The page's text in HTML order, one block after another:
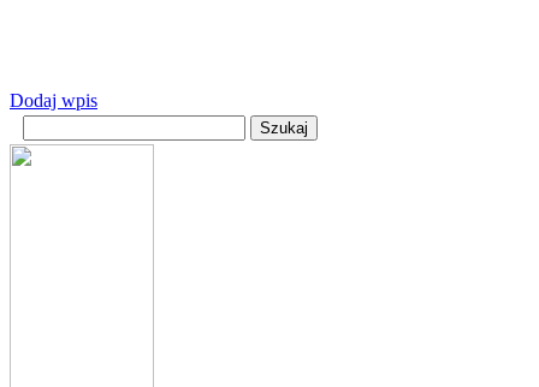
Dodaj wpis